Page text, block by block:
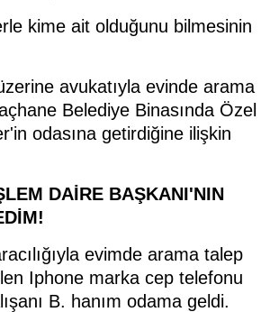
kime ait olduğunu bilmesinin
avukatıyla evinde arama
Belediye Binasında Özel
odasına getirdiğine ilişkin
DAİRE BAŞKANI'NIN
evimde arama talep
Iphone marka cep telefonu
B. hanım odama geldi.